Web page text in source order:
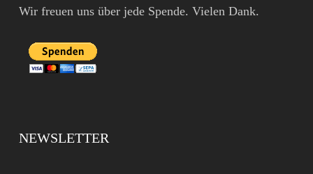
Wir freuen uns über jede Spende. Vielen Dank.
NEWSLETTER